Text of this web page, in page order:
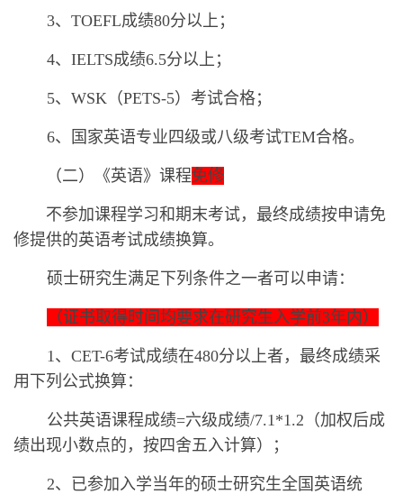
3、TOEFL成绩80分以上；
4、IELTS成绩6.5分以上；
5、WSK（PETS-5）考试合格；
6、国家英语专业四级或八级考试TEM合格。
（二） 《英语》课程免修
不参加课程学习和期末考试，最终成绩按申请免
修提供的英语考试成绩换算。
硕士研究生满足下列条件之一者可以申请：
（证书取得时间均要求在研究生入学前3年内）
1、‍‍CET-6考试成绩在480分以上者，最终成绩采
用下列公式换算：
公共英语课程成绩=六级成绩/7.1*1.2（加权后成
绩出现小数点的，按四舍五入计算）；
2、已参加入学当年的硕士研究生全国英语统